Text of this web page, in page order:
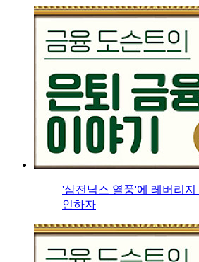
'삼전닉스 열풍'에 레버리
인하자